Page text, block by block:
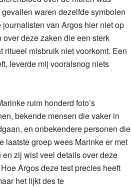
waren dezelfde symbolen
van Argos hier niet op
deze zaken die een sterk
misbruik niet voorkomt. Een
leverde mij vooralsnog niets
ruim honderd foto’s
bekende mensen die vaker in
en onbekendere personen die
laatste groep wees Marinke er met
zij wist veel details over deze
Argos deze test precies heeft
het lijkt des te